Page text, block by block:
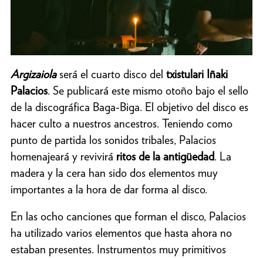
Argizaiolaserá el cuarto disco del txistulari Iñaki
Palacios. Se publicará este mismo otoño bajo el sello
de la discográfica Baga-Biga. El objetivo del disco es
hacer culto a nuestros ancestros. Teniendo como
punto de partida los sonidos tribales, Palacios
homenajeará y revivirá ritos de la antigüedad. La
madera y la cera han sido dos elementos muy
importantes a la hora de dar forma al disco.
En las ocho canciones que forman el disco, Palacios
ha utilizado varios elementos que hasta ahora no
estaban presentes. Instrumentos muy primitivos